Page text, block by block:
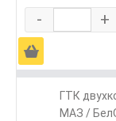
- +
Ä
ГТК
МАЗ /